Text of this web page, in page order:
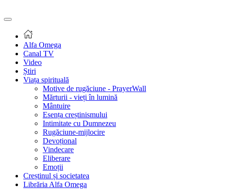
Alfa Omega
Canal TV
Video
Știri
Viața spirituală
Motive de rugăciune - PrayerWall
Mărturii - vieți în lumină
Mântuire
Esența creștinismului
Intimitate cu Dumnezeu
Rugăciune-mijlocire
Devoțional
Vindecare
Eliberare
Emoții
Creștinul și societatea
Librăria Alfa Omega